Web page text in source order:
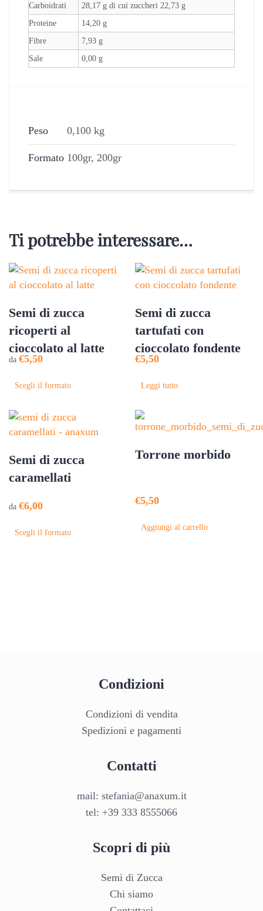
Carboidrati
28,17 g di cui zuccheri 22,73 g
Proteine
14,20 g
Fibre
7,93 g
Sale
0,00 g
Peso 0,100 kg
Formato 100gr, 200gr
Ti potrebbe interessare…
Semi di zucca
ricoperti al
cioccolato al latte
da €5,50
Scegli il formato
varianti.
opzioni
Semi di zucca
tartufati con
cioccolato fondente
€5,50
Leggi tutto
Semi di zucca
caramellati
da €6,00
Scegli il formato
pagina
prodotto
Torrone morbido
€5,50
Aggiungi al carrello
Condizioni
Condizioni di vendita
Spedizioni e pagamenti
Contatti
mail: stefania@anaxum.it
tel: +39 333 8555066
Scopri di più
Semi di Zucca
Chi siamo